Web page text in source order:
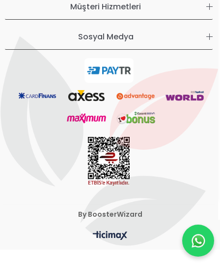
Müşteri Hizmetleri
Sosyal Medya
By BoosterWizard